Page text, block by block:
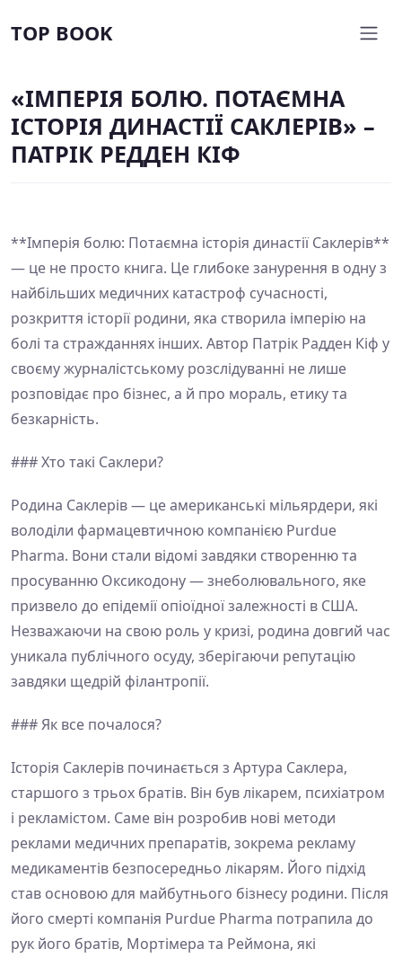
TOP BOOK
«ІМПЕРІЯ БОЛЮ. ПОТАЄМНА
ІСТОРІЯ ДИНАСТІЇ САКЛЕРІВ» –
ПАТРІК РЕДДЕН КІФ
**Імперія болю: Потаємна історія династії Саклерів**
— це не просто книга. Це глибоке занурення в одну з
найбільших медичних катастроф сучасності,
розкриття історії родини, яка створила імперію на
болі та стражданнях інших. Автор Патрік Радден Кіф у
своєму журналістському розслідуванні не лише
розповідає про бізнес, а й про мораль, етику та
безкарність.
### Хто такі Саклери?
Родина Саклерів — це американські мільярдери, які
володіли фармацевтичною компанією Purdue
Pharma. Вони стали відомі завдяки створенню та
просуванню Оксикодону — знеболювального, яке
призвело до епідемії опіоїдної залежності в США.
Незважаючи на свою роль у кризі, родина довгий час
уникала публічного осуду, зберігаючи репутацію
завдяки щедрій філантропії.
### Як все почалося?
Історія Саклерів починається з Артура Саклера,
старшого з трьох братів. Він був лікарем, психіатром
і рекламістом. Саме він розробив нові методи
реклами медичних препаратів, зокрема рекламу
медикаментів безпосередньо лікарям. Його підхід
став основою для майбутнього бізнесу родини. Після
його смерті компанія Purdue Pharma потрапила до
рук його братів, Мортімера та Реймона, які